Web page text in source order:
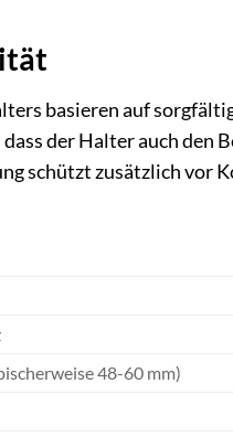
basieren auf
der Halter auch den
schützt zusätzlich vor
48-60 mm)